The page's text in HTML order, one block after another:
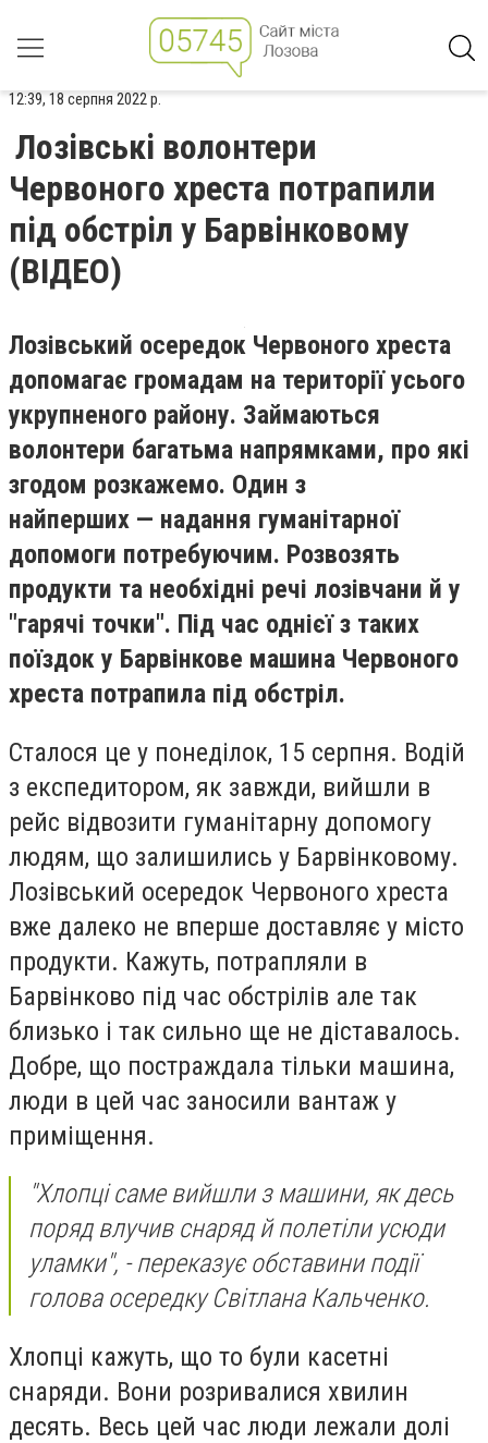
12:39, 18 серпня 2022 р.
Лозівські волонтери
Червоного хреста потрапили
під обстріл у Барвінковому
(ВІДЕО)
Лозівський осередок Червоного хреста
допомагає громадам на території усього
укрупненого району. Займаються
волонтери багатьма напрямками, про які
згодом розкажемо. Один з
найперших — надання гуманітарної
допомоги потребуючим. Розвозять
продукти та необхідні речі лозівчани й у
"гарячі точки". Під час однієї з таких
поїздок у Барвінкове машина Червоного
хреста потрапила під обстріл.
Сталося це у понеділок, 15 серпня. Водій
з експедитором, як завжди, вийшли в
рейс відвозити гуманітарну допомогу
людям, що залишились у Барвінковому.
Лозівський осередок Червоного хреста
вже далеко не вперше доставляє у місто
продукти. Кажуть, потрапляли в
Барвінково під час обстрілів але так
близько і так сильно ще не діставалось.
Добре, що постраждала тільки машина,
люди в цей час заносили вантаж у
приміщення.
"Хлопці саме вийшли з машини, як десь
поряд влучив снаряд й полетіли усюди
уламки", - переказує обставини події
голова осередку Світлана Кальченко.
Хлопці кажуть, що то були касетні
снаряди. Вони розривалися хвилин
десять. Весь цей час люди лежали долі